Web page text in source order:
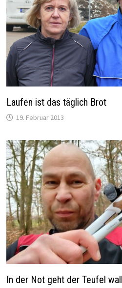
Laufen ist das täglich Brot
19. Februar 2013
In der Not geht der Teufel